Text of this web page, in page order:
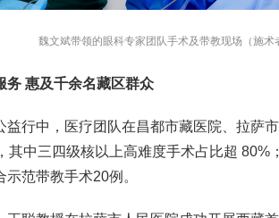
魏文斌带领的眼科专家团队手术及带教现场（施术
务 惠及千余名藏区群众
益行中，医疗团队在昌都市藏医院、拉萨
其中三四级核以上高难度手术占比超 80%
范带教手术20例。